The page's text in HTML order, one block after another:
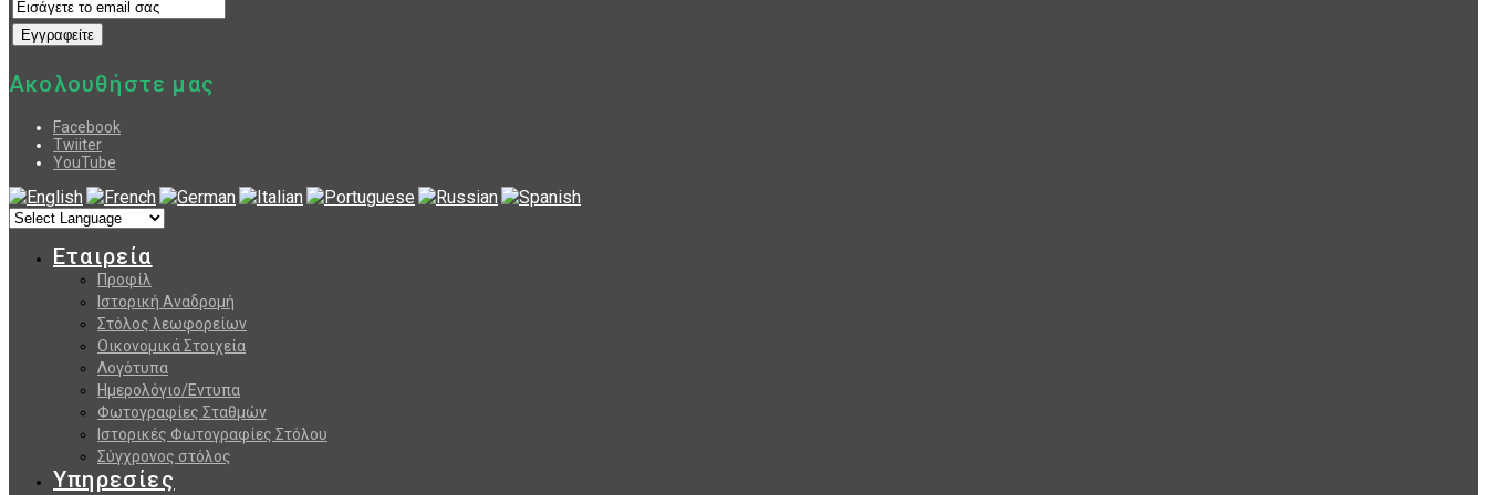
Ακολουθήστε μας
Facebook
Twiiter
YouTube
Εταιρεία
Προφίλ
Ιστορική Αναδρομή
Στόλος λεωφορείων
Οικονομικά Στοιχεία
Λογότυπα
Ημερολόγιο/Εντυπα
Φωτογραφίες Σταθμών
Ιστορικές Φωτογραφίες Στόλου
Σύγχρονος στόλος
Υπηρεσίες